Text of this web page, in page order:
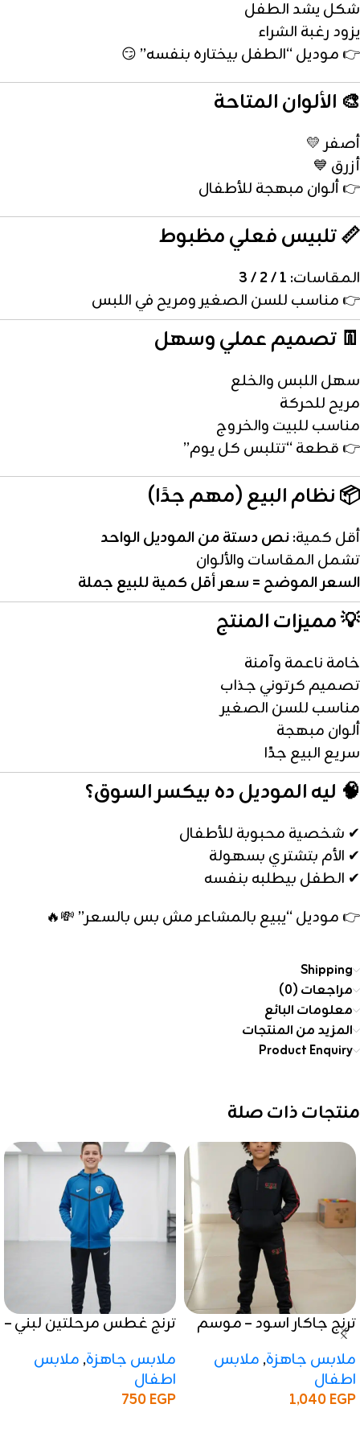
شكل يشد الطفل
يزود رغبة الشراء
👉 موديل “الطفل بيختاره بنفسه” 😏
🎨 الألوان المتاحة
أصفر 💛
أزرق 💙
👉 ألوان مبهجة للأطفال
📏 تلبيس فعلي مظبوط
المقاسات: 1 / 2 / 3
👉 مناسب للسن الصغير ومريح في اللبس
👖 تصميم عملي وسهل
سهل اللبس والخلع
مريح للحركة
مناسب للبيت والخروج
👉 قطعة “تتلبس كل يوم”
📦 نظام البيع (مهم جدًا)
أقل كمية:نص دستة من الموديل الواحد
تشمل المقاسات والألوان
السعر الموضح = سعر أقل كمية للبيع جملة
💡 مميزات المنتج
خامة ناعمة وآمنة
تصميم كرتوني جذاب
مناسب للسن الصغير
ألوان مبهجة
سريع البيع جدًا
🧠 ليه الموديل ده بيكسر السوق؟
✔ شخصية محبوبة للأطفال
✔ الأم بتشتري بسهولة
✔ الطفل بيطلبه بنفسه
👉 موديل “يبيع بالمشاعر مش بس بالسعر” 💸🔥
Shipping
مراجعات (0)
معلومات البائع
المزيد من المنتجات
Product Enquiry
منتجات ذات صلة
ترنج جاكار اسود – موسم
شتوي 2025 / 2026
ملابس جاهزة, ملابس
اطفال
1,040EGP
ترنج غطس مرحلتين لبني –
ملابس جاهزة, ملابس
اطفال
750EGP